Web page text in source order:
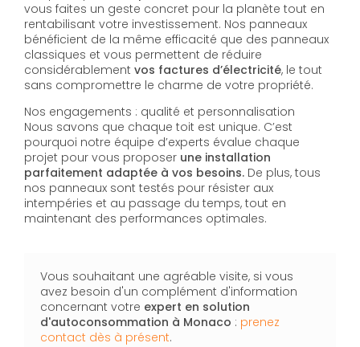
vous faites un geste concret pour la planète tout en
rentabilisant votre investissement. Nos panneaux
bénéficient de la même efficacité que des panneaux
classiques et vous permettent de réduire
considérablement vos factures d’électricité, le tout
sans compromettre le charme de votre propriété.
Nos engagements : qualité et personnalisation
Nous savons que chaque toit est unique. C’est
pourquoi notre équipe d’experts évalue chaque
projet pour vous proposer une installation
parfaitement adaptée à vos besoins. De plus, tous
nos panneaux sont testés pour résister aux
intempéries et au passage du temps, tout en
maintenant des performances optimales.
Vous souhaitant une agréable visite, si vous
avez besoin d'un complément d'information
concernant votre expert en solution
d'autoconsommation à Monaco : prenez
contact dès à présent.